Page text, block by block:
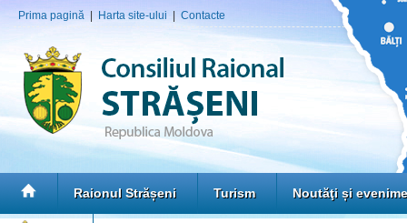
Prima pagină Harta site-ului Contacte
Raionul Strășeni Turism Noutăţi și